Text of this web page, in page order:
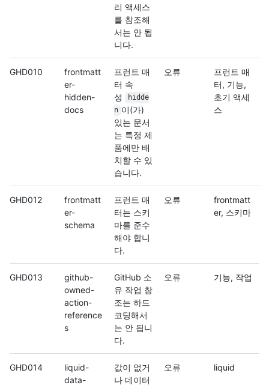
리 액세스
를 참조해
서는 안 됩
니다.
GHD010
frontmatt
er-
hidden-
docs
프런트 매
터 속
성
hidde
n 이(가)
있는 문서
는 특정 제
품에만 배
치할 수 있
습니다.
오류
프런트 매
터, 기능,
초기 액세
스
GHD012
frontmatt
er-
schema
프런트 매
터는 스키
마를 준수
해야 합니
다.
오류
frontmatt
er, 스키마
GHD013
github-
owned-
action-
reference
s
GitHub 소
유 작업 참
조는 하드
코딩해서
는 안 됩니
다.
오류 기능, 작업
GHD014
liquid-
data-
값이 없거
나 데이터
오류 liquid